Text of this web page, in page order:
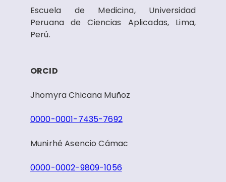
Escuela de Medicina, Universidad
Peruana de Ciencias Aplicadas, Lima,
Perú.
ORCID
Jhomyra Chicana Muñoz
0000-0001-7435-7692
Munirhé Asencio Cámac
0000-0002-9809-1056